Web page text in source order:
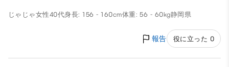
じゃじゃ女性40代身長: 156 - 160cm体重: 56 - 60kg静岡県
報告 役に立った 0